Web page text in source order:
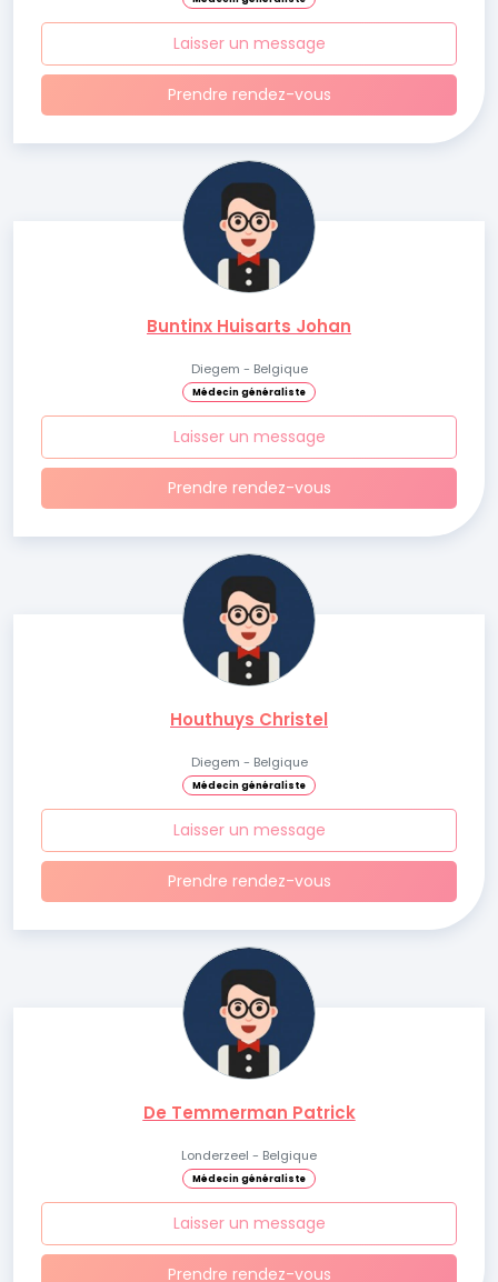
Laisser un message
Prendre rendez-vous
Buntinx Huisarts Johan
Diegem - Belgique
Médecin généraliste
Laisser un message
Prendre rendez-vous
Houthuys Christel
Diegem - Belgique
Médecin généraliste
Laisser un message
Prendre rendez-vous
De Temmerman Patrick
Londerzeel - Belgique
Médecin généraliste
Laisser un message
Prendre rendez-vous